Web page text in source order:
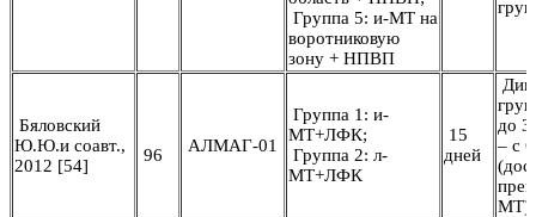
Группа 5: и-МТ на
воротниковую
зону + НПВП
Бяловский
Ю.Ю.и соавт.,
2012 [54]
96 АЛМАГ-01
Группа 1: и-
МТ+ЛФК;
Группа 2: л-
МТ+ЛФК
15
дней
до
– с
МТ)